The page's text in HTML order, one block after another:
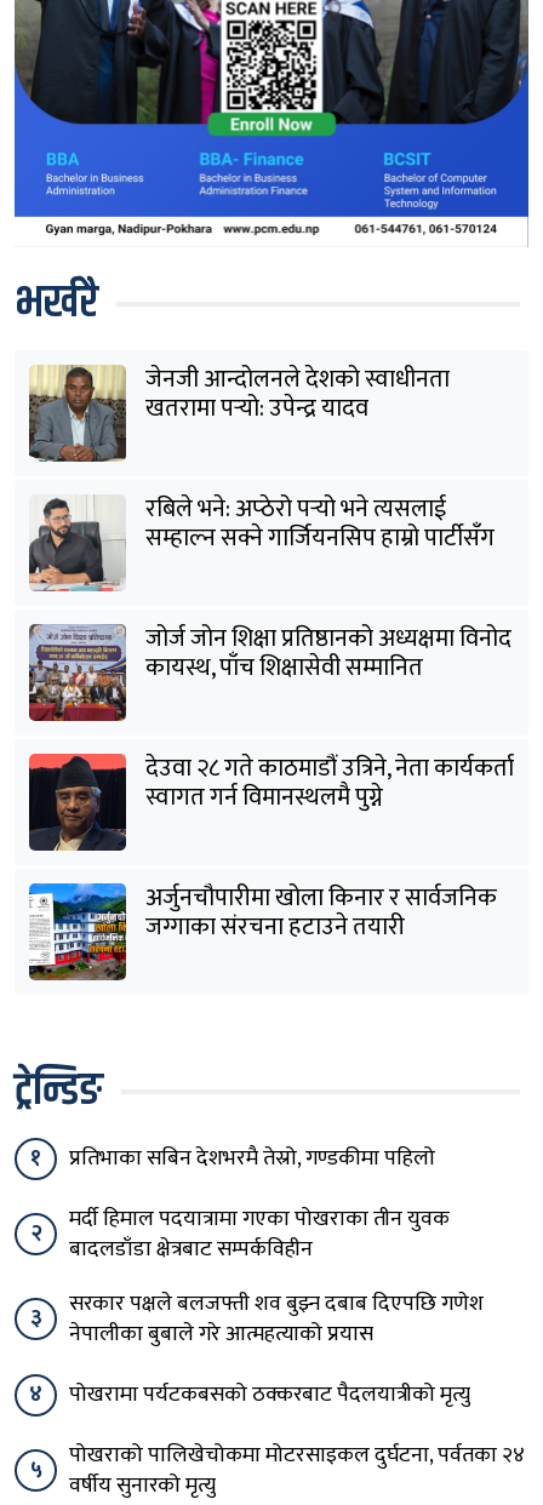
भर्खरै
जेनजी आन्दोलनले देशको स्वाधीनता
खतरामा पर्‍यो: उपेन्द्र यादव
रबिले भने: अप्ठेरो पर्‍यो भने त्यसलाई
सम्हाल्न सक्ने गार्जियनसिप हाम्रो पार्टीसँग
जोर्ज जोन शिक्षा प्रतिष्ठानको अध्यक्षमा विनोद
कायस्थ, पाँच शिक्षासेवी सम्मानित
देउवा २८ गते काठमाडौं उत्रिने, नेता कार्यकर्ता
स्वागत गर्न विमानस्थलमै पुग्ने
अर्जुनचौपारीमा खोला किनार र सार्वजनिक
जग्गाका संरचना हटाउने तयारी
ट्रेन्डिङ
१ प्रतिभाका सबिन देशभरमै तेस्रो, गण्डकीमा पहिलो
२
मर्दी हिमाल पदयात्रामा गएका पोखराका तीन युवक
बादलडाँडा क्षेत्रबाट सम्पर्कविहीन
३
सरकार पक्षले बलजफ्ती शव बुझ्न दबाब दिएपछि गणेश
नेपालीका बुबाले गरे आत्महत्याको प्रयास
४
पोखरामा पर्यटकबसको ठक्करबाट पैदलयात्रीको मृत्यु
५
पोखराको पालिखेचोकमा मोटरसाइकल दुर्घटना, पर्वतका २४
वर्षीय सुनारको मृत्यु